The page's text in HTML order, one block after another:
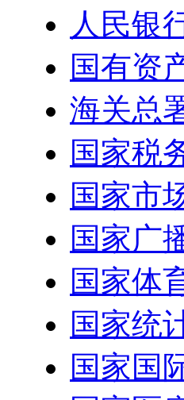
人民银
国有资
海关总
国家税
国家市
国家广
国家体
国家统
国家国